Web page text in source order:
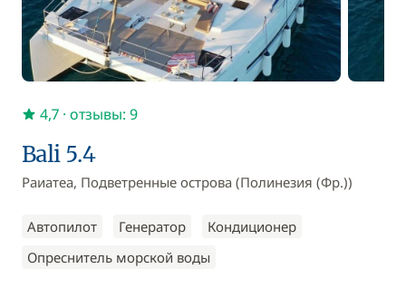
Bali 5.4
Раиатеа, Подветренные острова (Полинезия (Фр.))
Автопилот Генератор
Кондиционер
Опреснитель морской воды
4,7 · отзывы: 9